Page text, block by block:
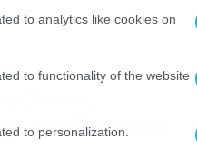
to analytics like cookies on
to functionality of the website
to personalization.
του Γιώργου